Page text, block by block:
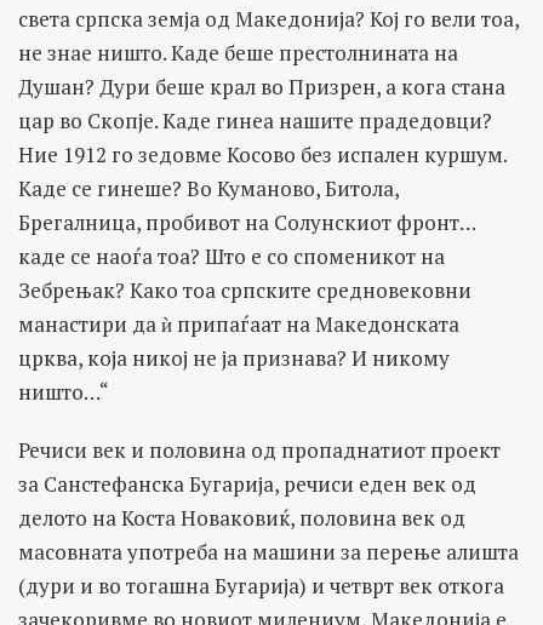
света српска земја од Македонија? Кој го вели тоа,
не знае ништо. Каде беше престолнината на
Душан? Дури беше крал во Призрен, а кога стана
цар во Скопје. Каде гинеа нашите прадедовци?
Ние 1912 го зедовме Косово без испален куршум.
Каде се гинеше? Во Куманово, Битола,
Брегалница, пробивот на Солунскиот фронт…
каде се наоѓа тоа? Што е со споменикот на
Зебрењак? Како тоа српските средновековни
манастири да ѝ припаѓаат на Македонската
црква, која никој не ја признава? И никому
ништо…“
Речиси век и половина од пропаднатиот проект
за Санстефанска Бугарија, речиси еден век од
делото на Коста Новаковиќ, половина век од
масовната употреба на машини за перење алишта
(дури и во тогашна Бугарија) и четврт век откога